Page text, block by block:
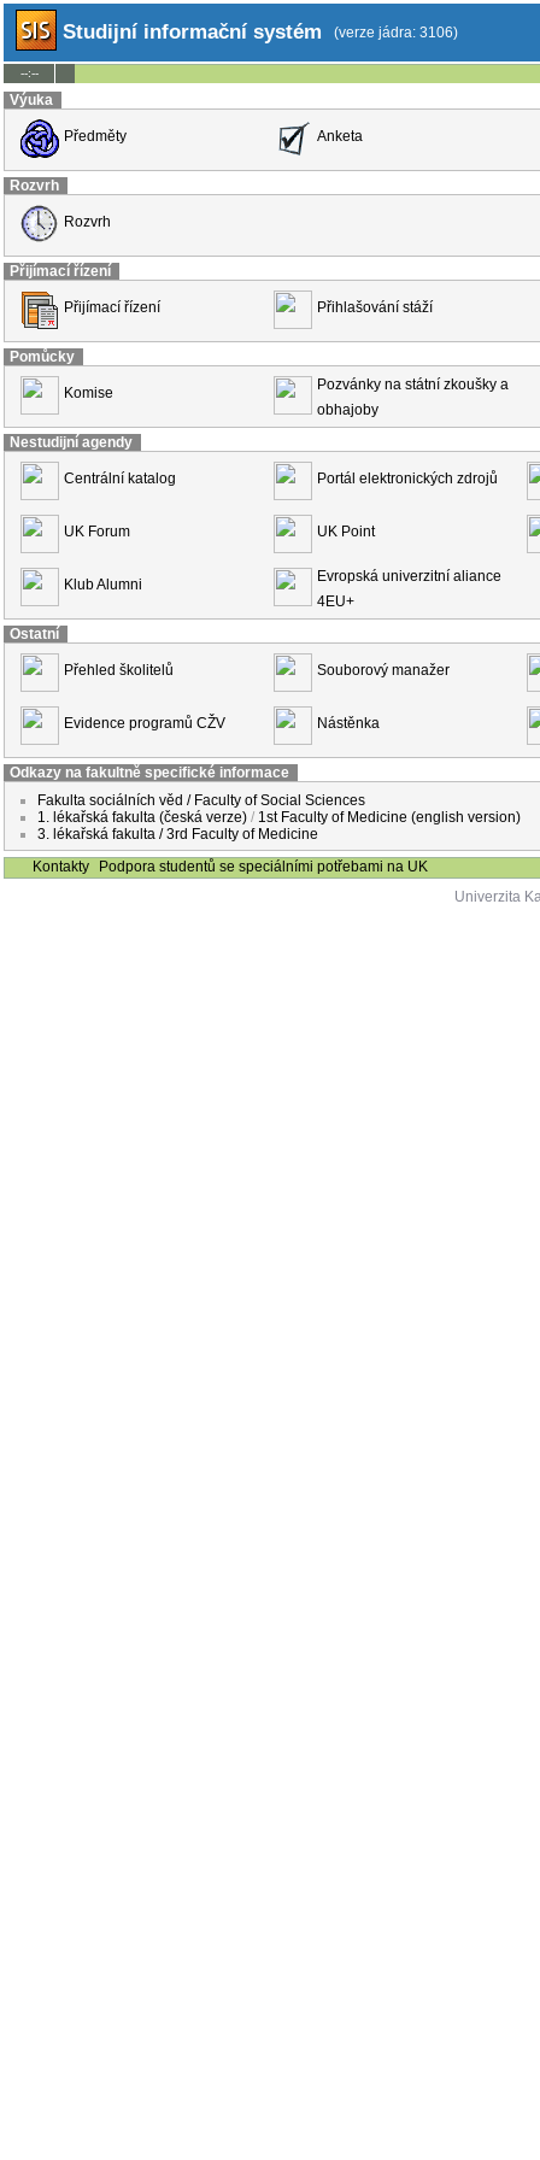
Studijní informační systém (verze jádra: 3106)
--:--
Výuka
Předměty Anketa
Rozvrh
Rozvrh
Přijímací řízení
Přijímací řízení Přihlašování stáží
Pomůcky
Komise
Pozvánky na státní zkoušky a
obhajoby
Nestudijní agendy
Centrální katalog Portál elektronických zdrojů
UK Forum UK Point
Klub Alumni
Evropská univerzitní aliance
4EU+
Ostatní
Přehled školitelů Souborový manažer
Evidence programů CŽV Nástěnka
Odkazy na fakultně specifické informace
Fakulta sociálních věd / Faculty of Social Sciences
1. lékařská fakulta (česká verze) / 1st Faculty of Medicine (english version)
3. lékařská fakulta / 3rd Faculty of Medicine
Kontakty
Podpora studentů se speciálními potřebami na UK
Univerzita